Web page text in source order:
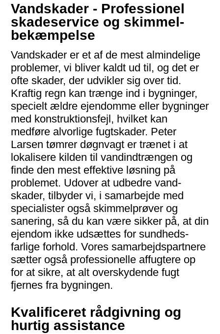
Vandskader - Profes­sionel
skade­service og skimmel­
bekæmpelse
Vandskader er et af de mest almindelige
problemer, vi bliver kaldt ud til, og det er
ofte skader, der udvikler sig over tid.
Kraftig regn kan trænge ind i bygninger,
specielt ældre ejen­domme eller byg­ninger
med konstruk­tions­fejl, hvilket kan
medføre alvorlige fugt­skader. Peter
Larsen tømrer døgnvagt er trænet i at
lokalisere kilden til vand­ind­trængen og
finde den mest effektive løsning på
problemet. Udover at udbedre vand­
skader, tilbyder vi, i sam­arbejde med
specialister også skimmel­prøver og
sanering, så du kan være sikker på, at din
ejendom ikke udsæt­tes for sund­heds­
farlige forhold. Vores sam­arbejds­partnere
sætter også profes­sionelle affugtere op
for at sikre, at alt over­skydende fugt
fjernes fra bygningen.
Kvalificeret rådgivning og
hurtig assistance